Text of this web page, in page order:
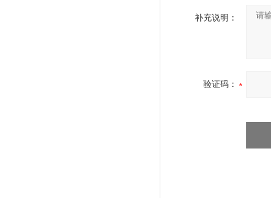
补充说明：
验证码：